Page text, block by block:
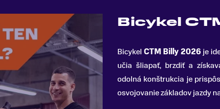
Bicykel
Bicykel CTM Billy 2026 je
učia šliapať, brzdiť a
odolná konštrukcia je
osvojovanie základov jazdy